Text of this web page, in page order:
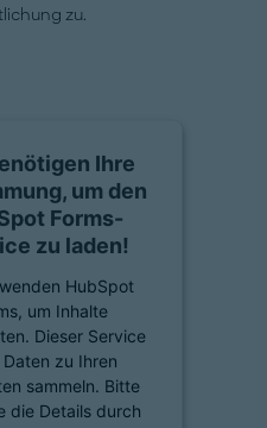
zu.
Ihre
um den
Forms-
zu laden!
HubSpot
um Inhalte
Dieser Service
Daten zu Ihren
sammeln. Bitte
die Details durch